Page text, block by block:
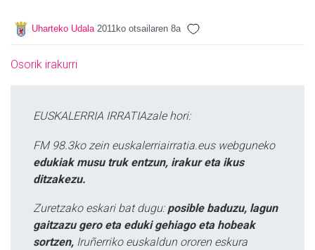
Uharteko Udala 2011ko otsailaren 8a
Osorik irakurri
EUSKALERRIA IRRATIAzale hori:
FM 98.3ko zein euskalerriairratia.eus webguneko
edukiak musu truk entzun, irakur eta ikus
ditzakezu.
Zuretzako eskari bat dugu: posible baduzu, lagun
gaitzazu gero eta eduki gehiago eta hobeak
sortzen, Iruñerriko euskaldun ororen eskura